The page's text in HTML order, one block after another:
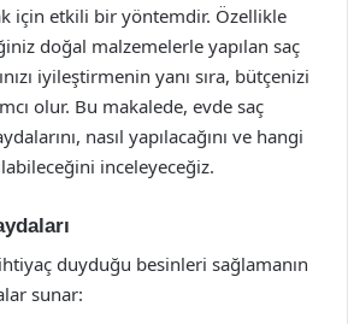
için etkili bir yöntemdir. Özellikle
doğal malzemelerle yapılan saç
iyileştirmenin yanı sıra, bütçenizi
olur. Bu makalede, evde saç
nasıl yapılacağını ve hangi
inceleyeceğiz.
duyduğu besinleri sağlamanın
sunar: